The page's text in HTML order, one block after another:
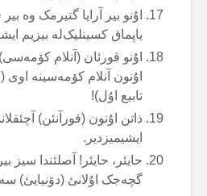
اۇنو بیر آرایا گتیرمک وە
یاپماق کسینلیک‌لە بیزیم
اۇنو قورئان (آنلام
اۇنون آنلام کۆمەسینە
تابیع اۇل)!
ذاتن اۇنون (قورآنئن)
ایشیمیزدیر.
حایئر، حایئر! آصلئندا سیز
گچەجک اۇلانئ (دۆنیایئ)